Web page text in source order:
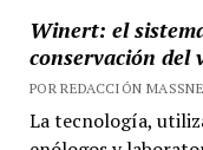
Winert: el
conservación del
POR REDACCIÓN
La tecnología,